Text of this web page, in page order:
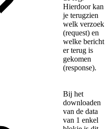
Hierdoor kan
je terugzien
welk verzoek
(request) en
welke bericht
er terug is
gekomen
(response).
Bij het
downloaden
van de data
van 1 enkel